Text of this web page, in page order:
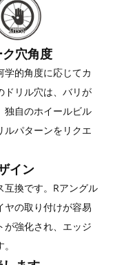
穴角度
的角度に応じてカ
ドリル穴は、バリが
独自のホイールビル
ルパターンをリクエ
イン
互換です。Rアングル
ヤの取り付けが容易
が強化され、エッジ